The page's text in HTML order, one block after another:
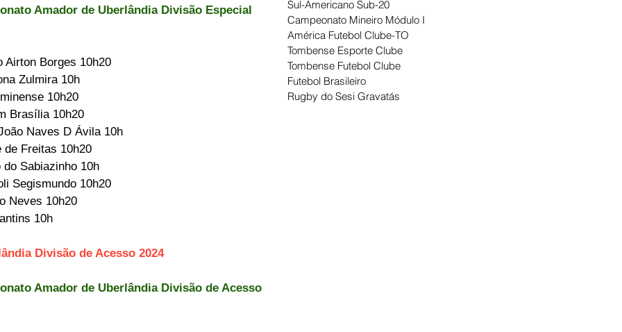
Amador de Uberlândia Divisão Especial
Borges 10h20
Zulmira 10h
10h20
Brasília 10h20
Naves D Ávila 10h
de Freitas 10h20
do Sabiazinho 10h
Segismundo 10h20
Neves 10h20
10h
Divisão de Acesso 2024
Amador de Uberlândia Divisão de Acesso
Sul-Americano Sub-20
Campeonato Mineiro Módulo I
América Futebol Clube-TO
Tombense Esporte Clube
Tombense Futebol Clube
Futebol Brasileiro
Rugby do Sesi Gravatás